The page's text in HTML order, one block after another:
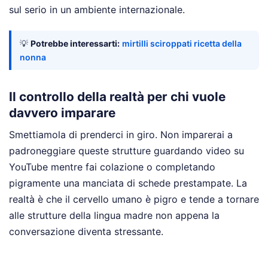
sul serio in un ambiente internazionale.
💡 Potrebbe interessarti: mirtilli sciroppati ricetta della
nonna
Il controllo della realtà per chi vuole
davvero imparare
Smettiamola di prenderci in giro. Non imparerai a
padroneggiare queste strutture guardando video su
YouTube mentre fai colazione o completando
pigramente una manciata di schede prestampate. La
realtà è che il cervello umano è pigro e tende a tornare
alle strutture della lingua madre non appena la
conversazione diventa stressante.